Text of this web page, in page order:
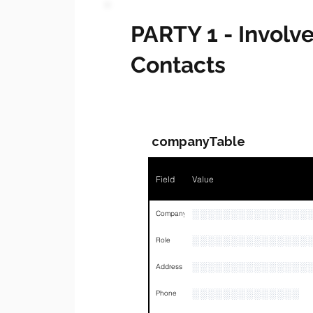
PARTY 1 -
Contacts
companyTable
Field Value
Company
Role
Address
Phone ░░░░░░░░░░░░░░